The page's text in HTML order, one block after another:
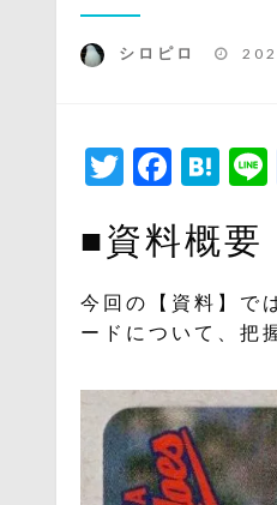
シロピロ
投
Twitter
■資料概要
今回の【資料】で
ードについて、把